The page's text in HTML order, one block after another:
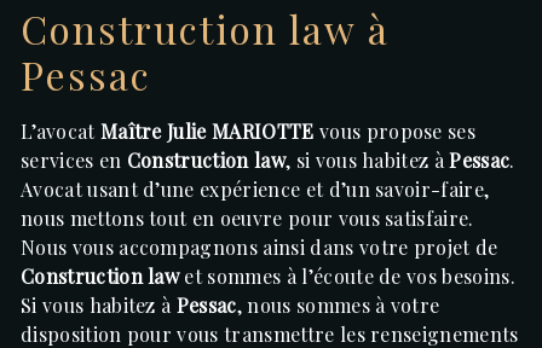
Construction law à
Pessac
L’avocatMaître Julie MARIOTTE vous propose ses
services en Construction law, si vous habitez àPessac.
Avocat usant d’une expérience et d’un savoir-faire,
nous mettons tout en oeuvre pour vous satisfaire.
Nous vous accompagnons ainsi dans votre projet de
Construction lawet sommes à l’écoute de vos besoins.
Si vous habitez à Pessac, nous sommes à votre
disposition pour vous transmettre les renseignements